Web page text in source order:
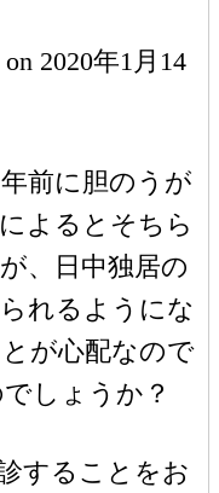
on 2020年1月14
前に胆のうが
よるとそちら
、日中独居の
れるようにな
が心配なので
しょうか？
することをお